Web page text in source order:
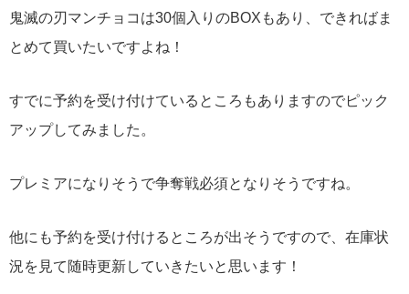
鬼滅の刃マンチョコは30個入りのBOXもあり、できればま
とめて買いたいですよね！
すでに予約を受け付けているところもありますのでピック
アップしてみました。
プレミアになりそうで争奪戦必須となりそうですね。
他にも予約を受け付けるところが出そうですので、在庫状
況を見て随時更新していきたいと思います！